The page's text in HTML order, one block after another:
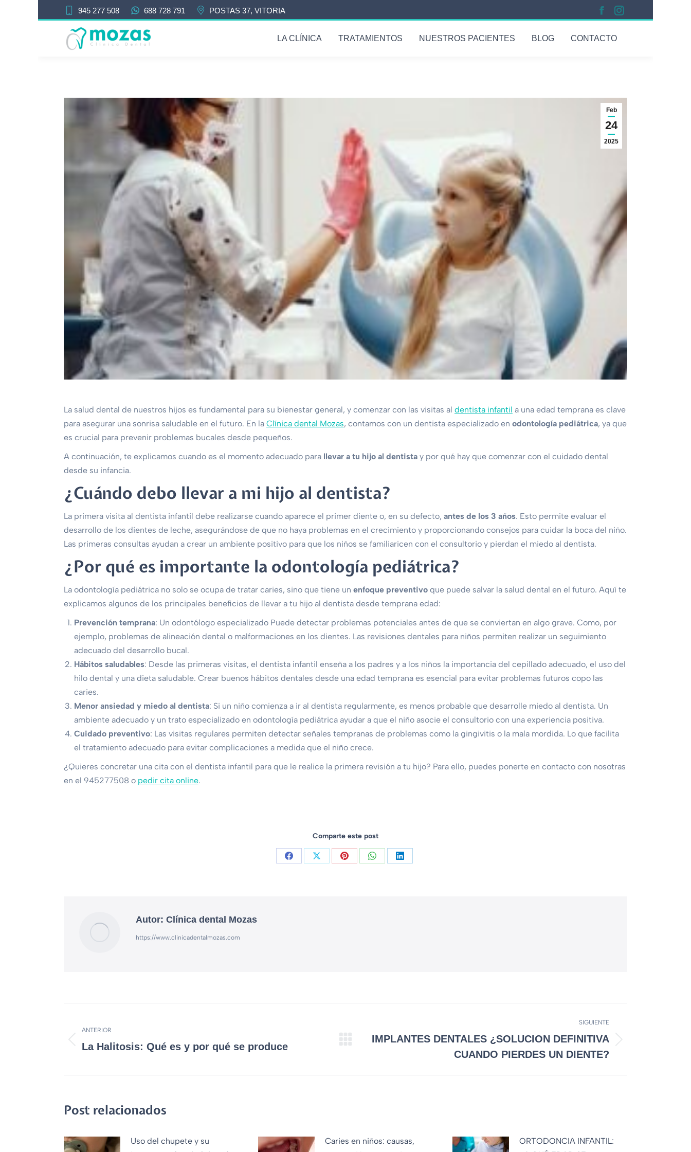
945 277 508 688 728 791 POSTAS 37, VITORIA
LA CLÍNICA TRATAMIENTOS NUESTROS PACIENTES BLOG CONTACTO
Feb
24
2025
La salud dental de nuestros hijos es fundamental para su bienestar general, y comenzar con las visitas al dentista infantil a una edad temprana es clave
para asegurar una sonrisa saludable en el futuro. En la Clínica dental Mozas, contamos con un dentista especializado en odontología pediátrica, ya que
es crucial para prevenir problemas bucales desde pequeños.
A continuación, te explicamos cuando es el momento adecuado para llevar a tu hijo al dentistay por qué hay que comenzar con el cuidado dental
desde su infancia.
¿Cuándo debo llevar a mi hijo al dentista?
La primera visita al dentista infantil debe realizarse cuando aparece el primer diente o, en su defecto, antes de los 3 años. Esto permite evaluar el
desarrollo de los dientes de leche, asegurándose de que no haya problemas en el crecimiento y proporcionando consejos para cuidar la boca del niño.
Las primeras consultas ayudan a crear un ambiente positivo para que los niños se familiaricen con el consultorio y pierdan el miedo al dentista.
¿Por qué es importante la odontología pediátrica?
La odontología pediátrica no solo se ocupa de tratar caries, sino que tiene un enfoque preventivoque puede salvar la salud dental en el futuro. Aquí te
explicamos algunos de los principales beneficios de llevar a tu hijo al dentista desde temprana edad:
Prevención temprana: Un odontólogo especializado Puede detectar problemas potenciales antes de que se conviertan en algo grave. Como, por
ejemplo, problemas de alineación dental o malformaciones en los dientes. Las revisiones dentales para niños permiten realizar un seguimiento
adecuado del desarrollo bucal.
Hábitos saludables: Desde las primeras visitas, el dentista infantil enseña a los padres y a los niños la importancia del cepillado adecuado, el uso del
hilo dental y una dieta saludable. Crear buenos hábitos dentales desde una edad temprana es esencial para evitar problemas futuros copo las
caries.
Menor ansiedad y miedo al dentista: Si un niño comienza a ir al dentista regularmente, es menos probable que desarrolle miedo al dentista. Un
ambiente adecuado y un trato especializado en odontología pediátrica ayudar a que el niño asocie el consultorio con una experiencia positiva.
Cuidado preventivo: Las visitas regulares permiten detectar señales tempranas de problemas como la gingivitis o la mala mordida. Lo que facilita
el tratamiento adecuado para evitar complicaciones a medida que el niño crece.
¿Quieres concretar una cita con el dentista infantil para que le realice la primera revisión a tu hijo? Para ello, puedes ponerte en contacto con nosotras
en el 945277508 o pedir cita online.
Comparte este post
Autor: Clínica dental Mozas
https://www.clinicadentalmozas.com
ANTERIOR
La Halitosis: Qué es y por qué se produce
SIGUIENTE
IMPLANTES DENTALES ¿SOLUCION DEFINITIVA
CUANDO PIERDES UN DIENTE?
Post relacionados
Uso del chupete y su
Caries en niños: causas,
ORTODONCIA INFANTIL: